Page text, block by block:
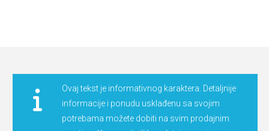
Ovaj tekst je informativnog karaktera. Detaljnije
informacije i ponudu usklađenu sa svojim
potrebama možete dobiti na svim prodajnim